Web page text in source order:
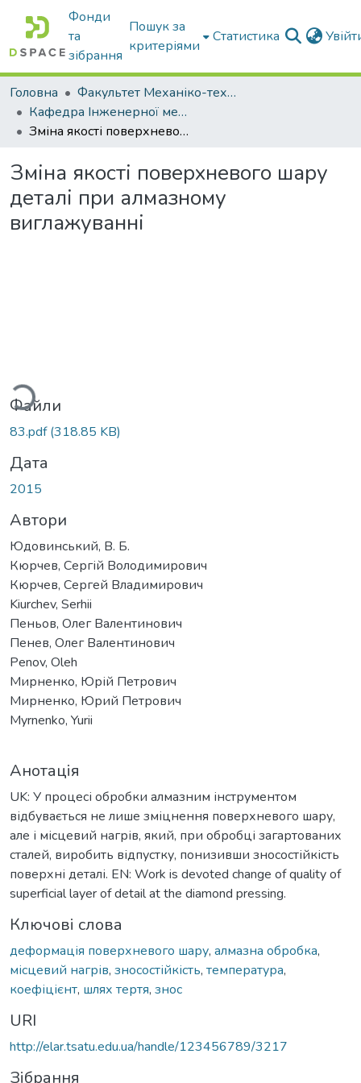
Фонди
та
зібрання
Пошук за
критеріями
Статистика
Головна
Факультет Механіко-технологічний
Кафедра Інженерної механіки та комп'ютерного проектування
Зміна якості поверхневого шару деталі при алмазному виглажуванні
Зміна якості поверхневого шару
деталі при алмазному
виглажуванні
Файли
83.pdf(318.85 KB)
Дата
2015
Автори
Юдовинський, В. Б.
Кюрчев, Сергій Володимирович
Кюрчев, Сергей Владимирович
Kiurchеv, Serhii
Пеньов, Олег Валентинович
Пенев, Олег Валентинович
Penov, Oleh
Мирненко, Юрій Петрович
Мирненко, Юрий Петрович
Myrnenko, Yurii
Анотація
UK: У процесі обробки алмазним інструментом
відбувається не лише зміцнення поверхневого шару,
але і місцевий нагрів, який, при обробці загартованих
сталей, виробить відпустку, понизивши зносостійкість
поверхні деталі. EN: Work is devoted change of quality of
superficial layer of detail at the diamond pressing.
Ключові слова
деформація поверхневого шару, алмазна обробка,
місцевий нагрів, зносостійкість, температура,
коефіцієнт, шлях тертя, знос
URI
http://elar.tsatu.edu.ua/handle/123456789/3217
Зібрання